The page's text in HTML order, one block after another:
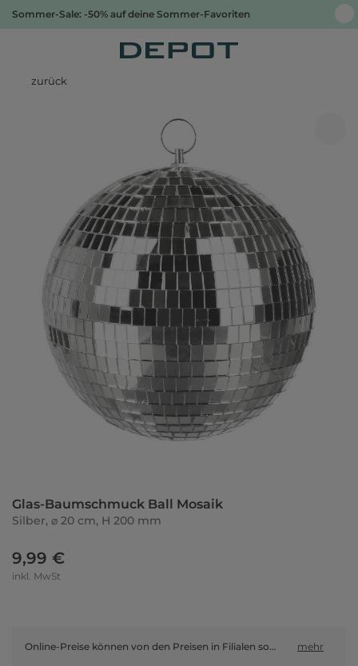
Sommer-Sale: -50% auf deine Sommer-Favoriten
zurück
Glas-Baumschmuck Ball Mosaik
Silber, ⌀ 20 cm, H 200 mm
9,99 €
inkl. MwSt
Online-Preise können von den Preisen in Filialen sowie Shop-in-Shop-Flächen abweichen. mehr